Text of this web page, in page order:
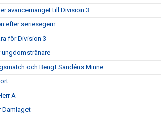
avancemanget till Division 3
efter seriesegern
för Division 3
ungdomstränare
och Bengt Sandéns Minne
A
Damlaget